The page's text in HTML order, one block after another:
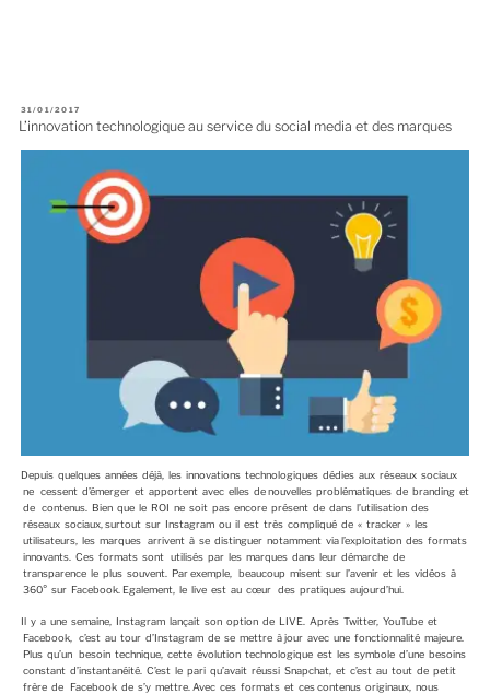
P
U
B
31/01/2017
L’innovation technologique au service du social media et des marques
Depuis quelques années déjà, les innovations technologiques dédies aux réseaux sociaux
ne cessent d’émerger et apportent avec elles de nouvelles problématiques de branding et
de contenus. Bien que le ROI ne soit pas encore présent de dans l’utilisation des
réseaux sociaux, surtout sur Instagram ou il est très compliqué de « tracker » les
utilisateurs, les marques arrivent à se distinguer notamment via l’exploitation des formats
innovants. Ces formats sont utilisés par les marques dans leur démarche de
transparence le plus souvent. Par exemple, beaucoup misent sur l’avenir et les vidéos à
360° sur Facebook. Egalement, le live est au cœur des pratiques aujourd’hui.
Il y a une semaine, Instagram lançait son option de LIVE. Après Twitter, YouTube et
Facebook, c’est au tour d’Instagram de se mettre à jour avec une fonctionnalité majeure.
Plus qu’un besoin technique, cette évolution technologique est les symbole d’une besoins
constant d’instantanéité. C’est le pari qu’avait réussi Snapchat, et c’est au tout de petit
frère de Facebook de s’y mettre. Avec ces formats et ces contenus originaux, nous